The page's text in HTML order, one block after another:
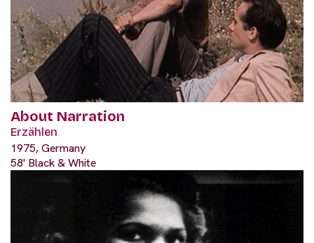
About Narration
Erzählen
1975, Germany
58' Black & White